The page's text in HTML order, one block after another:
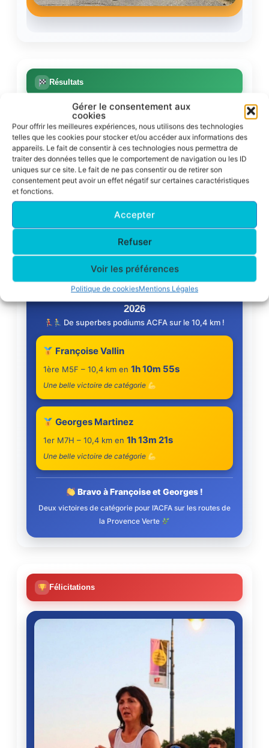
Gérer le consentement aux
cookies
Pour offrir les meilleures expériences, nous utilisons des technologies
telles que les cookies pour stocker et/ou accéder aux informations des
appareils. Le fait de consentir à ces technologies nous permettra de
traiter des données telles que le comportement de navigation ou les ID
uniques sur ce site. Le fait de ne pas consentir ou de retirer son
consentement peut avoir un effet négatif sur certaines caractéristiques
et fonctions.
Accepter
Refuser
Voir les préférences
Politique de cookiesMentions Légales
Résultats
Corrida pédestre de Toulouse 2026
Un nouveau podium ACFA sur le 10 km !
Nadine Venditto
2e M5F – 10 km en54m 55s
pédestre de Toulouse
Marathon Provence Verte – Brignoles
2026
De superbes podiums ACFA sur le 10,4 km !
Françoise Vallin
1ère M5F – 10,4 km en 1h 10m 55s
Une belle victoire de catégorie
Georges Martinez
1er M7H – 10,4 km en 1h 13m 21s
Une belle victoire de catégorie
Bravo à Françoise et Georges !
Deux victoires de catégorie pour l’ACFA sur les routes de
la Provence Verte
Félicitations